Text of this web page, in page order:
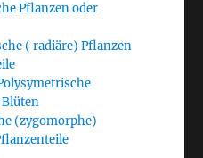
Pflanzen oder
( radiäre) Pflanzen
(zygomorphe)